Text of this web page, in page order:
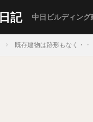
中日ビルディン
既存建物は跡形もなく・